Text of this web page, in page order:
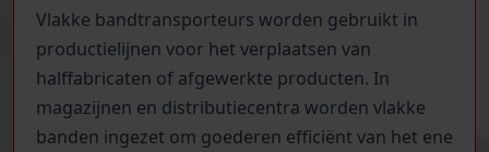
Vlakke bandtransporteurs worden gebruikt in
productielijnen voor het verplaatsen van
halffabricaten of afgewerkte producten. In
magazijnen en distributiecentra worden vlakke
banden ingezet om goederen efficiënt van het ene